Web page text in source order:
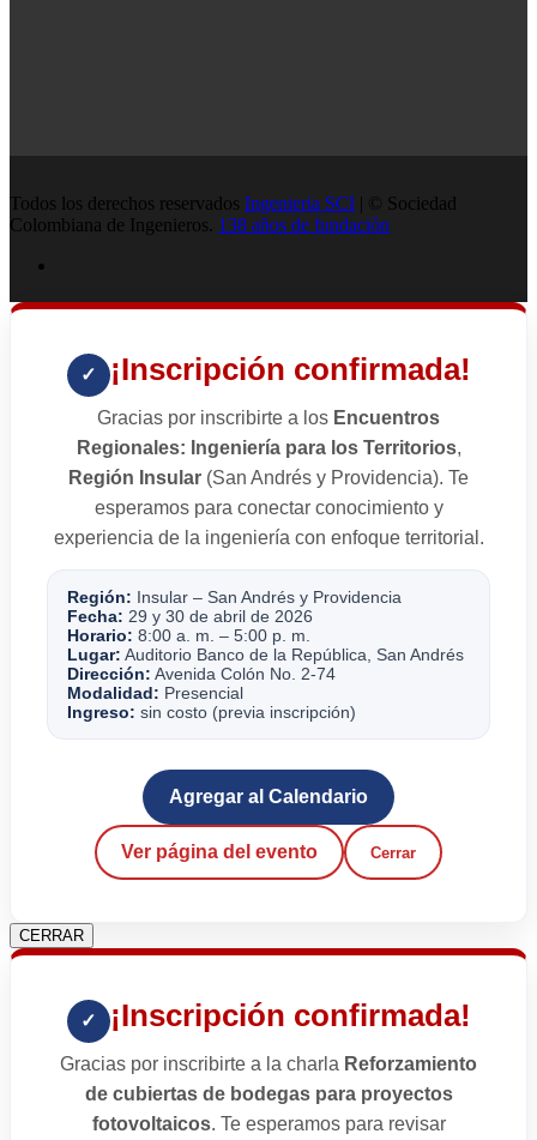
Todos los derechos reservados Ingenieria SCI | © Sociedad
Colombiana de Ingenieros. 138 años de fundación
✓ ¡Inscripción confirmada!
Gracias por inscribirte a los Encuentros
Regionales: Ingeniería para los Territorios,
Región Insular (San Andrés y Providencia). Te
esperamos para conectar conocimiento y
experiencia de la ingeniería con enfoque territorial.
Región: Insular – San Andrés y Providencia
Fecha: 29 y 30 de abril de 2026
Horario: 8:00 a. m. – 5:00 p. m.
Lugar: Auditorio Banco de la República, San Andrés
Dirección: Avenida Colón No. 2-74
Modalidad: Presencial
Ingreso: sin costo (previa inscripción)
Agregar al Calendario
Ver página del evento Cerrar
CERRAR
✓ ¡Inscripción confirmada!
Gracias por inscribirte a la charla Reforzamiento
de cubiertas de bodegas para proyectos
fotovoltaicos. Te esperamos para revisar